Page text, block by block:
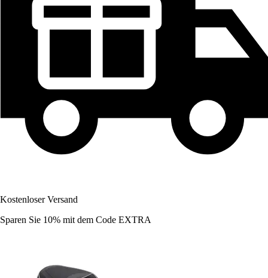
Kostenloser Versand
Sparen Sie 10% mit dem Code EXTRA